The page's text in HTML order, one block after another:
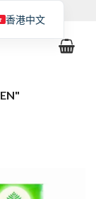
啡館
香港中文